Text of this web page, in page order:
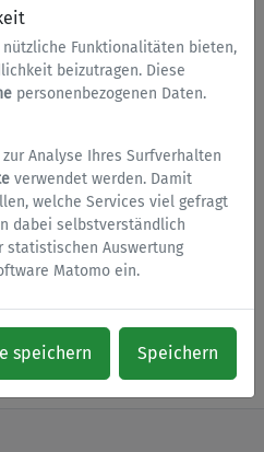
Funktionalitäten bieten,
beizutragen. Diese
personenbezogenen Daten.
Analyse Ihres Surfverhalten
verwendet werden. Damit
welche Services viel gefragt
dabei selbstverständlich
statistischen Auswertung
Matomo ein.
speichern Speichern
des Formulars zum
Sie hier